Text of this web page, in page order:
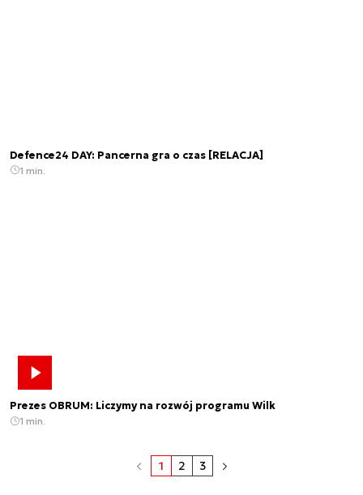
Defence24 DAY: Pancerna gra o czas [RELACJA]
1 min.
Prezes OBRUM: Liczymy na rozwój programu Wilk
1 min.
1 2 3